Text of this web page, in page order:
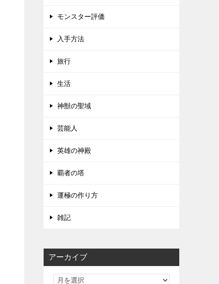
モンスター評価
入手方法
旅行
生活
神獣の聖域
芸能人
英雄の神殿
覇者の塔
運極の作り方
雑記
アーカイブ